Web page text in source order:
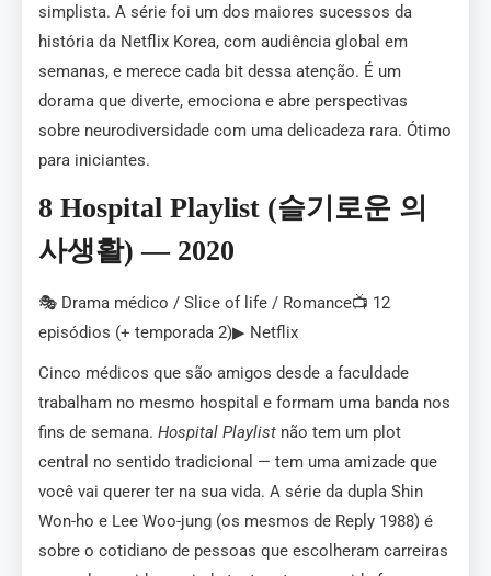
simplista. A série foi um dos maiores sucessos da
história da Netflix Korea, com audiência global em
semanas, e merece cada bit dessa atenção. É um
dorama que diverte, emociona e abre perspectivas
sobre neurodiversidade com uma delicadeza rara. Ótimo
para iniciantes.
8 Hospital Playlist (슬기로운 의
사생활) — 2020
🎭 Drama médico / Slice of life / Romance📺 12
episódios (+ temporada 2)▶ Netflix
Cinco médicos que são amigos desde a faculdade
trabalham no mesmo hospital e formam uma banda nos
fins de semana. Hospital Playlist não tem um plot
central no sentido tradicional — tem uma amizade que
você vai querer ter na sua vida. A série da dupla Shin
Won-ho e Lee Woo-jung (os mesmos de Reply 1988) é
sobre o cotidiano de pessoas que escolheram carreiras